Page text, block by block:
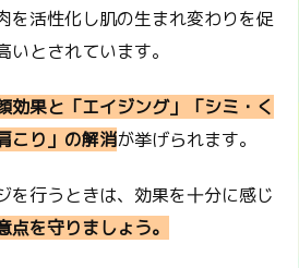
を活性化し肌の生まれ変わりを促
とされています。
効果と「エイジング」「シミ・く
こり」の解消が挙げられます。
を行うときは、効果を十分に感じ
点を守りましょう。